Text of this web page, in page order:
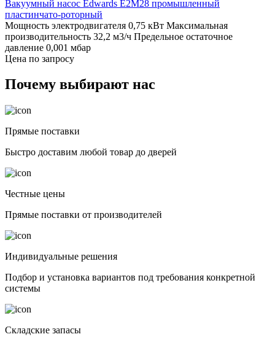
Вакуумный насос Edwards E2M28 промышленный
пластинчато-роторный
Мощность электродвигателя 0,75 кВт Максимальная
производительность 32,2 м3/ч Предельное остаточное
давление 0,001 мбар
Цена по запросу
Почему выбирают нас
Прямые поставки
Быстро доставим любой товар до дверей
Честные цены
Прямые поставки от производителей
Индивидуальные решения
Подбор и установка вариантов под требования конкретной
системы
Складские запасы